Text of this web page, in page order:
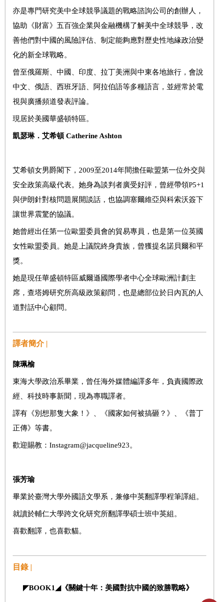
亦是專門研究美中全球競爭議題的戰略諮詢公司的創辦人，
協助《財富》五百強企業與金融機構了解美中全球競爭，改
善他們對中國的風險評估、制定能夠應對歷史性地緣政治變
化的新全球戰略。
曾至俄羅斯、中國、印度、拉丁美洲與中東各地旅行，會說
中文、俄語、西班牙語、阿拉伯語等多種語言，並經常於電
視與廣播頻道發表評論。
現居於美國華盛頓特區。
凱瑟琳．艾希頓 Catherine Ashton
艾希頓女男爵閣下，2009至2014年間擔任歐盟第一位外交與
安全政策高級代表。她身為談判者廣受好評，曾經帶領P5+1
與伊朗針對核問題展開談話，也協調塞爾維亞與科索沃簽下
讓世界震驚的協議。
她曾經出任第一位歐盟委員會的貿易專員，也是第一位英國
女性歐盟委員。她是上議院終身貴族，曾獲提名諾貝爾和平
獎。
她是現任華盛頓特區威爾遜國際學者中心全球歐洲計劃主
席，查塔姆研究所高級政策顧問，也是總部位於日內瓦的人
道對話中心顧問。
譯者簡介 |
陳珮榆
東海大學政治系畢業，曾任海外媒體編譯多年，負責國際政
經、科技時事新聞，現為專職譯者。
譯有《別想那隻大象！》、《國家如何被搞砸？》、《普丁
正傳》等書。
歡迎賜教：Instagram@jacqueline923。
張芳瑜
畢業於臺灣大學外國語文學系，兼修中英翻譯學程筆譯組。
就讀於輔仁大學跨文化研究所翻譯學碩士班中英組。
喜歡翻譯，也喜歡貓。
目錄 |
◤BOOK1 ◢《關鍵十年：美國對抗中國的致勝戰略》